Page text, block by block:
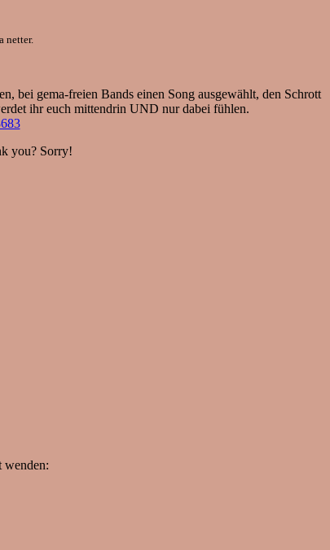
netter.
bei gema-freien Bands einen Song ausgewählt, den Schrott
ihr euch mittendrin UND nur dabei fühlen.
you? Sorry!
wenden: